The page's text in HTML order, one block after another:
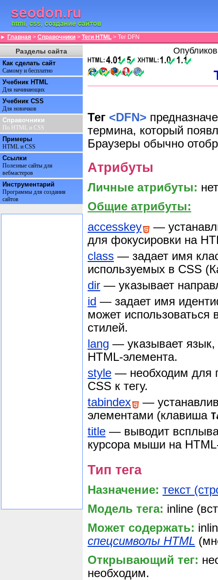
► Главная > Справочники > Теги HTML > Тег DFN
Тег <DFN>
термина, который
Браузеры обычно
Атрибуты
Личные атрибуты:
Общие атрибуты:
accesskey
—
для фокусировки на
class — задает имя
используемых в CSS
dir — указывает
id — задает имя
может использоваться
стилей.
lang — указывает язык,
HTML-элемента.
style — необходим для
CSS к тегу.
tabindex
—
элементами (клавиша
title — выводит
курсора мыши на
Тип тега
Назначение: текст
Модель тега: inline
Может содержать:
спецсимволы HTML
Открывающий тег:
необходим.
Разделы сайта
Как сделать сайт
Самому и бесплатно
Учебник HTML
Для начинающих
Учебник CSS
Для новичков
Справочники
По HTML и CSS
Примеры
HTML и CSS
Ссылки
Полезные сайты для
вебмастеров
Инструментарий
Программы для создания
сайтов